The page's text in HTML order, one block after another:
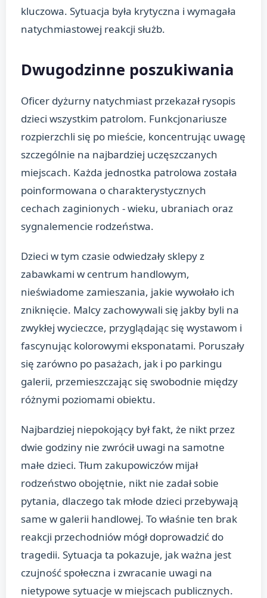
kluczowa. Sytuacja była krytyczna i wymagała
natychmiastowej reakcji służb.
Dwugodzinne poszukiwania
Oficer dyżurny natychmiast przekazał rysopis
dzieci wszystkim patrolom. Funkcjonariusze
rozpierzchli się po mieście, koncentrując uwagę
szczególnie na najbardziej uczęszczanych
miejscach. Każda jednostka patrolowa została
poinformowana o charakterystycznych
cechach zaginionych - wieku, ubraniach oraz
sygnalemencie rodzeństwa.
Dzieci w tym czasie odwiedzały sklepy z
zabawkami w centrum handlowym,
nieświadome zamieszania, jakie wywołało ich
zniknięcie. Malcy zachowywali się jakby byli na
zwykłej wycieczce, przyglądając się wystawom i
fascynując kolorowymi eksponatami. Poruszały
się zarówno po pasażach, jak i po parkingu
galerii, przemieszczając się swobodnie między
różnymi poziomami obiektu.
Najbardziej niepokojący był fakt, że nikt przez
dwie godziny nie zwrócił uwagi na samotne
małe dzieci. Tłum zakupowiczów mijał
rodzeństwo obojętnie, nikt nie zadał sobie
pytania, dlaczego tak młode dzieci przebywają
same w galerii handlowej. To właśnie ten brak
reakcji przechodniów mógł doprowadzić do
tragedii. Sytuacja ta pokazuje, jak ważna jest
czujność społeczna i zwracanie uwagi na
nietypowe sytuacje w miejscach publicznych.